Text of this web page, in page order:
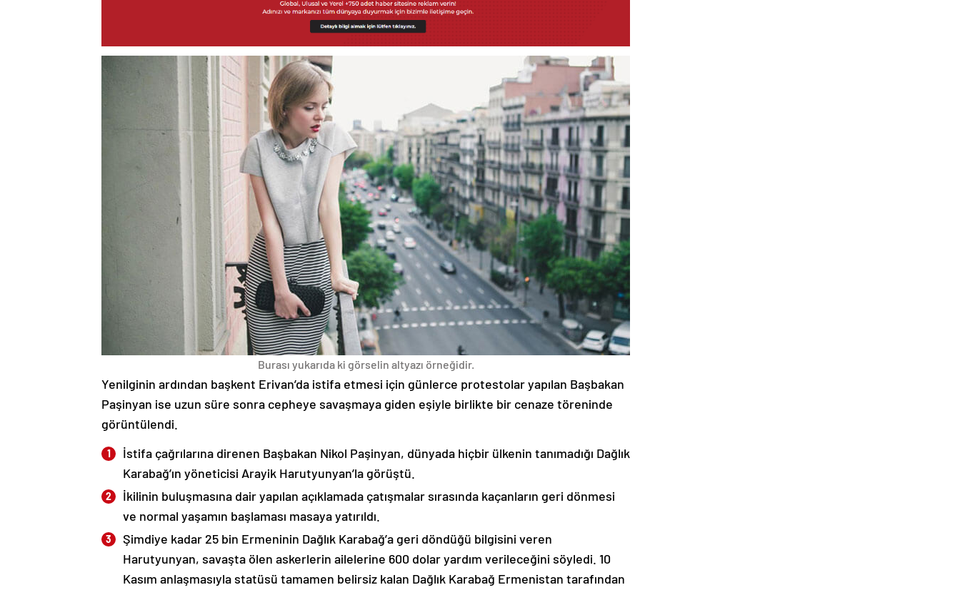
Burası yukarıda ki görselin altyazı örneğidir.
Yenilginin ardından başkent Erivan’da istifa etmesi için günlerce protestolar yapılan Başbakan
Paşinyan ise uzun süre sonra cepheye savaşmaya giden eşiyle birlikte bir cenaze töreninde
görüntülendi.
İstifa çağrılarına direnen Başbakan Nikol Paşinyan, dünyada hiçbir ülkenin tanımadığı Dağlık
Karabağ’ın yöneticisi Arayik Harutyunyan’la görüştü.
İkilinin buluşmasına dair yapılan açıklamada çatışmalar sırasında kaçanların geri dönmesi
ve normal yaşamın başlaması masaya yatırıldı.
Şimdiye kadar 25 bin Ermeninin Dağlık Karabağ’a geri döndüğü bilgisini veren
Harutyunyan, savaşta ölen askerlerin ailelerine 600 dolar yardım verileceğini söyledi. 10
Kasım anlaşmasıyla statüsü tamamen belirsiz kalan Dağlık Karabağ Ermenistan tarafından